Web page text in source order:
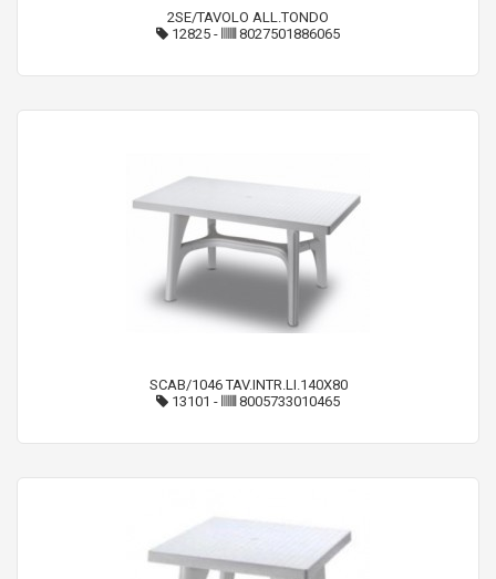
2SE/TAVOLO ALL.TONDO
12825 - 8027501886065
SCAB/1046 TAV.INTR.LI.140X80
13101 - 8005733010465